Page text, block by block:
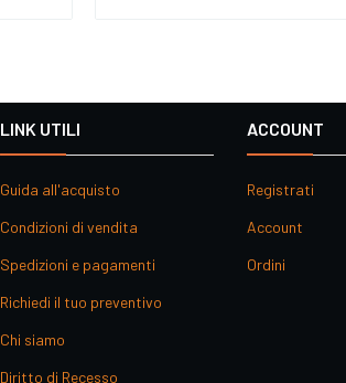
LINK UTILI
Guida all'acquisto
Condizioni di vendita
Spedizioni e pagamenti
Richiedi il tuo preventivo
Chi siamo
Diritto di Recesso
ACCOUNT
Registrati
Account
Ordini